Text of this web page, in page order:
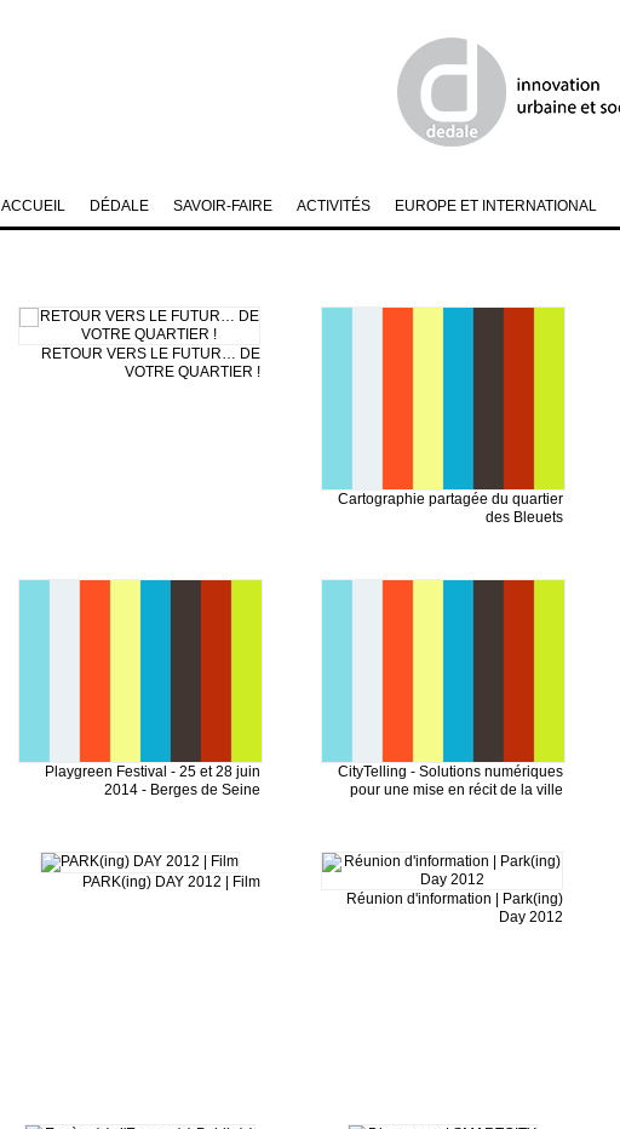
RETOUR VERS LE FUTUR… DE
VOTRE QUARTIER !
Cartographie partagée du quartier
des Bleuets
Playgreen Festival - 25 et 28 juin
2014 - Berges de Seine
CityTelling - Solutions numériques
pour une mise en récit de la ville
PARK(ing) DAY 2012 | Film
Réunion d'information | Park(ing)
Day 2012
EUROPE ET INTERNATIONAL
ACTIVITÉS
SAVOIR-FAIRE
DÉDALE
ACCUEIL